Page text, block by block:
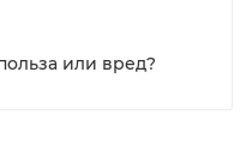
или вред?